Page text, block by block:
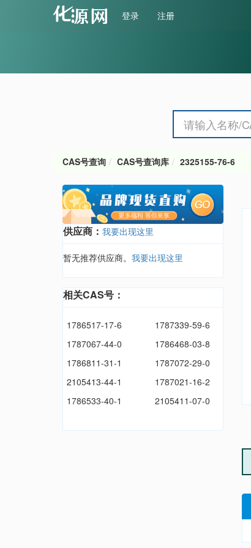
登录 注册
CAS号查询 CAS号查询库 2325155-76-6
供应商： 我要出现这里
暂无推荐供应商。 我要出现这里
相关CAS号：
1786517-17-6
1787339-59-6
1787067-44-0
1786468-03-8
1786811-31-1
1787072-29-0
2105413-44-1
1787021-16-2
1786533-40-1
2105411-07-0